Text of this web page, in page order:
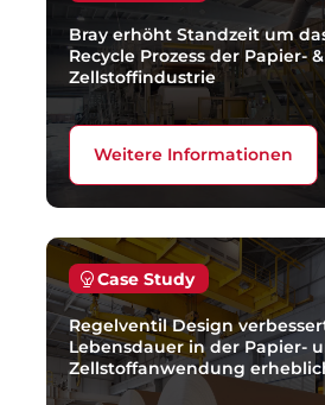
Bray erhöht Standzeit um
Recycle Prozess der Papier- &
Zellstoffindustrie
Weitere Informationen
Case Study
Regelventil Design
Lebensdauer in der Papier-
Zellstoffanwendung